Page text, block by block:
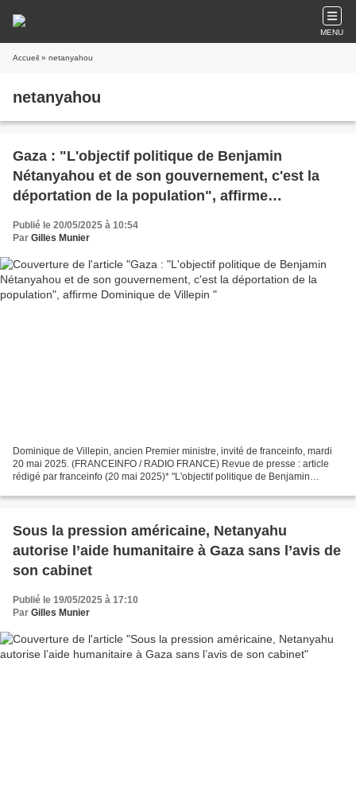
MENU
Accueil » netanyahou
netanyahou
Gaza : "L'objectif politique de Benjamin
Nétanyahou et de son gouvernement, c'est la
déportation de la population", affirme
Dominique de Villepin
Publié le 20/05/2025 à 10:54
Par Gilles Munier
Dominique de Villepin, ancien Premier ministre, invité de franceinfo, mardi
20 mai 2025. (FRANCEINFO / RADIO FRANCE) Revue de presse : article
rédigé par franceinfo (20 mai 2025)* "L'objectif politique de Benjamin
Sous la pression américaine, Netanyahu
autorise l’aide humanitaire à Gaza sans l’avis de
son cabinet
Publié le 19/05/2025 à 17:10
Par Gilles Munier